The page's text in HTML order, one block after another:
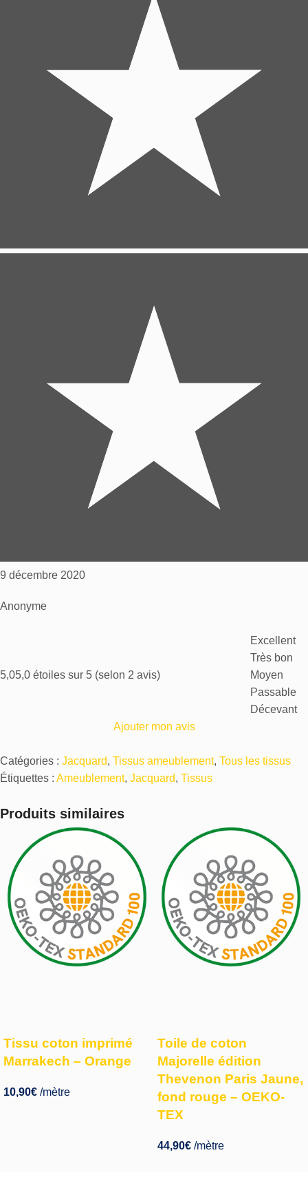
9 décembre 2020
Anonyme
5,05,0 étoiles sur 5 (selon 2 avis)
Excellent
Très bon
Moyen
Passable
Décevant
Ajouter mon avis
Catégories : Jacquard, Tissus ameublement, Tous les tissus
Étiquettes : Ameublement, Jacquard, Tissus
Produits similaires
Tissu coton imprimé
Marrakech – Orange
10,90€ /mètre
Toile de coton
Majorelle édition
Thevenon Paris Jaune,
fond rouge – OEKO-
TEX
44,90€ /mètre